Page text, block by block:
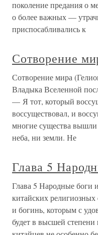
поколение предания о
о более важных —
приспосабливались к
Сотворение
Сотворение мира
Владыка Вселенной
— Я тот, который
воссуществовал, и
многие существа
неба, ни земли. Не
Глава 5
Глава 5 Народные боги
китайских религиозных
и богинь, которым с
будет в высшей